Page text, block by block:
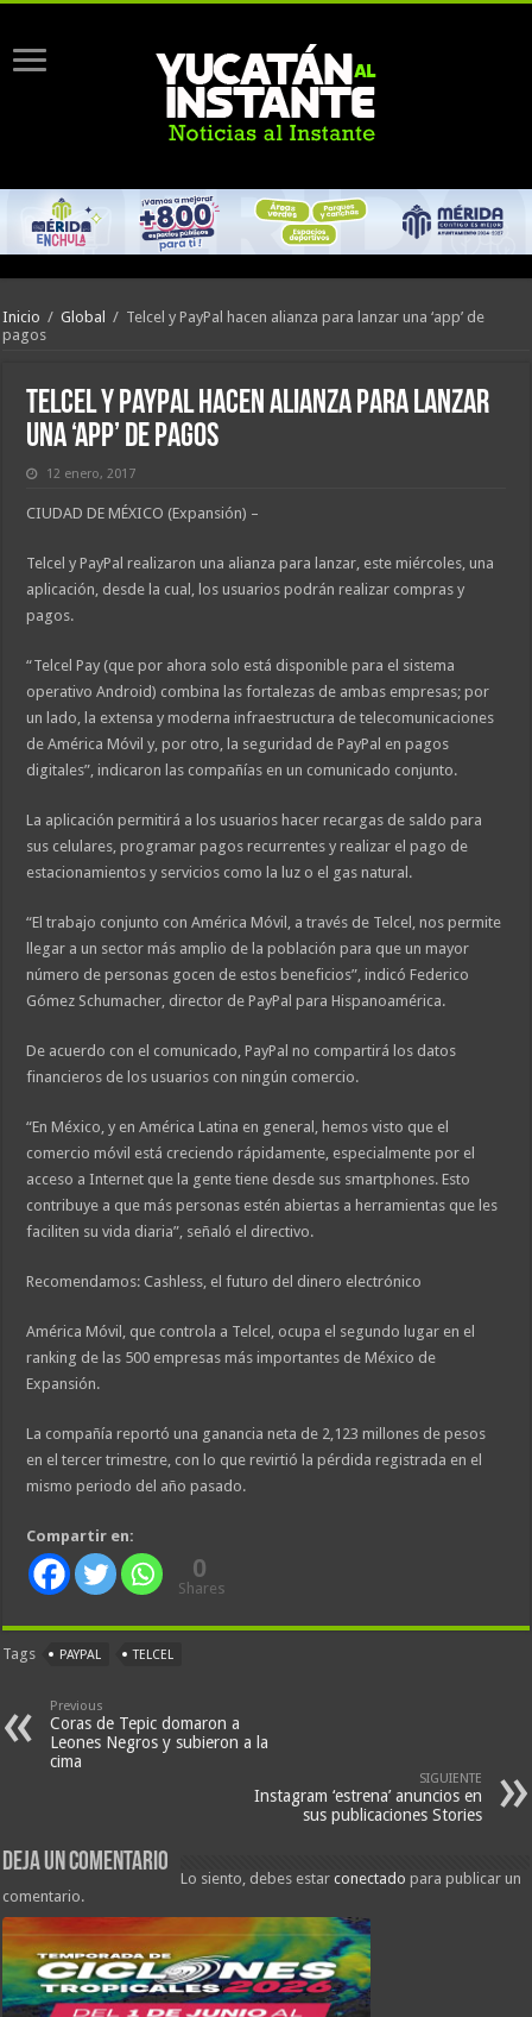
Inicio / Global / Telcel y PayPal hacen alianza para lanzar una ‘app’ de
pagos
Telcel y PayPal hacen alianza para lanzar
una ‘app’ de pagos
12 enero, 2017
CIUDAD DE MÉXICO (Expansión) –
Telcel y PayPal realizaron una alianza para lanzar, este miércoles, una
aplicación, desde la cual, los usuarios podrán realizar compras y
pagos.
“Telcel Pay (que por ahora solo está disponible para el sistema
operativo Android) combina las fortalezas de ambas empresas; por
un lado, la extensa y moderna infraestructura de telecomunicaciones
de América Móvil y, por otro, la seguridad de PayPal en pagos
digitales”, indicaron las compañías en un comunicado conjunto.
La aplicación permitirá a los usuarios hacer recargas de saldo para
sus celulares, programar pagos recurrentes y realizar el pago de
estacionamientos y servicios como la luz o el gas natural.
“El trabajo conjunto con América Móvil, a través de Telcel, nos permite
llegar a un sector más amplio de la población para que un mayor
número de personas gocen de estos beneficios”, indicó Federico
Gómez Schumacher, director de PayPal para Hispanoamérica.
De acuerdo con el comunicado, PayPal no compartirá los datos
financieros de los usuarios con ningún comercio.
“En México, y en América Latina en general, hemos visto que el
comercio móvil está creciendo rápidamente, especialmente por el
acceso a Internet que la gente tiene desde sus smartphones. Esto
contribuye a que más personas estén abiertas a herramientas que les
faciliten su vida diaria”, señaló el directivo.
Recomendamos: Cashless, el futuro del dinero electrónico
América Móvil, que controla a Telcel, ocupa el segundo lugar en el
ranking de las 500 empresas más importantes de México de
Expansión.
La compañía reportó una ganancia neta de 2,123 millones de pesos
en el tercer trimestre, con lo que revirtió la pérdida registrada en el
mismo periodo del año pasado.
Compartir en:
0
Shares
Tags PAYPAL TELCEL
Previous
Coras de Tepic domaron a
Leones Negros y subieron a la
cima
SIGUIENTE
Instagram ‘estrena’ anuncios en
sus publicaciones Stories
Deja un comentario
Lo siento, debes estarconectado para publicar un
comentario.